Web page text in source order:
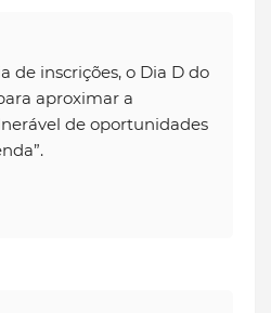
de inscrições, o Dia D do
aproximar a
de oportunidades